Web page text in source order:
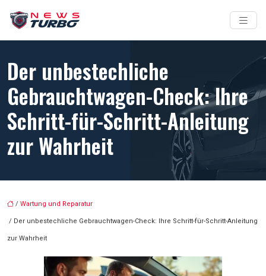
Der unbestechliche
Gebrauchtwagen-Check: Ihre
Schritt-für-Schritt-Anleitung
zur Wahrheit
/ Wartung und Reparatur
/ Der unbestechliche Gebrauchtwagen-Check: Ihre Schritt-für-Schritt-Anleitung
zur Wahrheit